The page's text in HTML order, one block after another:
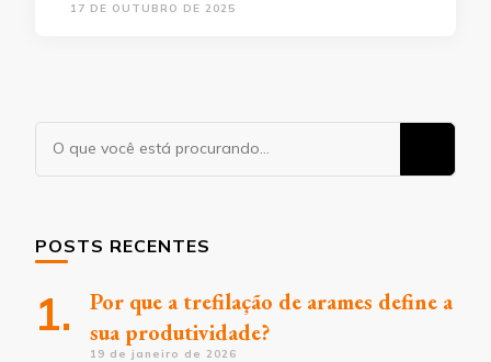
17 DE OUTUBRO DE 2025
Procurando
POSTS RECENTES
Por que a trefilação de arames define a
sua produtividade?
19 de janeiro de 2026